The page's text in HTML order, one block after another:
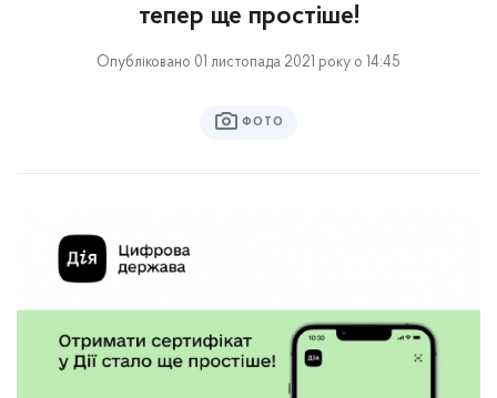
тепер ще простіше!
Опубліковано 01 листопада 2021 року о 14:45
ФОТО